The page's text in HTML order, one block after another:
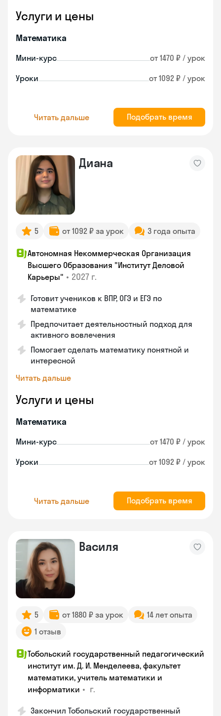
Услуги и цены
Математика
Мини-курс от 1470 ₽ / урок
Уроки от 1092 ₽ / урок
Читать дальше Подобрать время
Диана
5 от 1092 ₽ за урок 3 года опыта
Автономная Некоммерческая Организация
Высшего Образования "Институт Деловой
Карьеры" • 2027 г.
Готовит учеников к ВПР, ОГЭ и ЕГЭ по
математике
Предпочитает деятельностный подход для
активного вовлечения
Помогает сделать математику понятной и
интересной
Читать дальше
Услуги и цены
Математика
Мини-курс от 1470 ₽ / урок
Уроки от 1092 ₽ / урок
Читать дальше Подобрать время
Василя
5 от 1880 ₽ за урок
14 лет опыта
1 отзыв
Тобольский государственный педагогический
институт им. Д. И. Менделеева, факультет
математики, учитель математики и
информатики • г.
Закончил Тобольский государственный